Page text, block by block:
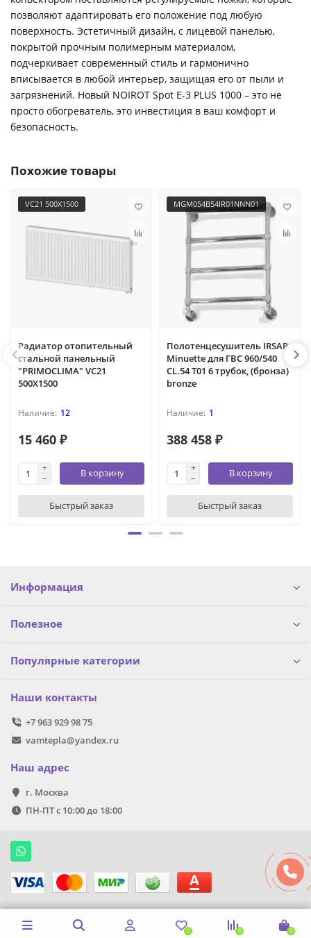
позволяют адаптировать его положение под любую
поверхность. Эстетичный дизайн, с лицевой панелью,
покрытой прочным полимерным материалом,
подчеркивает современный стиль и гармонично
вписывается в любой интерьер, защищая его от пыли и
загрязнений. Новый NOIROT Spot E-3 PLUS 1000 – это не
просто обогреватель, это инвестиция в ваш комфорт и
безопасность.
Похожие товары
VC21 500X1500
Радиатор отопительный
стальной панельный
"PRIMOCLIMA" VC21
500X1500
12
15 460 ₽
В корзину
Быстрый заказ
MGM054B54IR01NNN01
Полотенцесушитель IRSAP
Minuette для ГВС 960/540
CL.54 T01 6 трубок, (бронза)
bronze
1
388 458 ₽
В корзину
Быстрый заказ
Информация
Полезное
Популярные категории
Наши контакты
+7 963 929 98 75
vamtepla@yandex.ru
Наш адрес
г. Москва
ПН-ПТ с 10:00 до 18:00
0 0 0